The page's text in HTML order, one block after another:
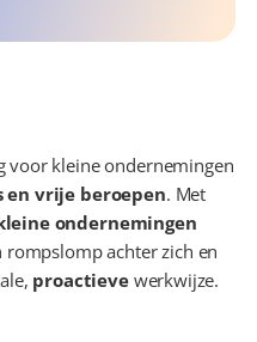
voor kleine ondernemingen
en vrije beroepen. Met
ondernemingen
achter zich en
proactieve werkwijze.